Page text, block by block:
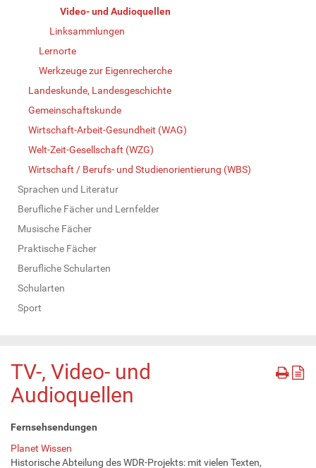
Video- und Audioquellen
Linksammlungen
Lernorte
Werkzeuge zur Eigenrecherche
Landeskunde, Landesgeschichte
Gemeinschaftskunde
Wirtschaft-Arbeit-Gesundheit (WAG)
Welt-Zeit-Gesellschaft (WZG)
Wirtschaft / Berufs- und Studienorientierung (WBS)
Sprachen und Literatur
Berufliche Fächer und Lernfelder
Musische Fächer
Praktische Fächer
Berufliche Schularten
Schularten
Sport
TV-, Video- und
Audioquellen
Fernsehsendungen
Planet Wissen
Historische Abteilung des WDR-Projekts: mit vielen Texten,